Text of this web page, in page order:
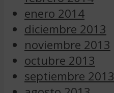
enero 2014
diciembre 2013
noviembre 2013
octubre 2013
septiembre 2013